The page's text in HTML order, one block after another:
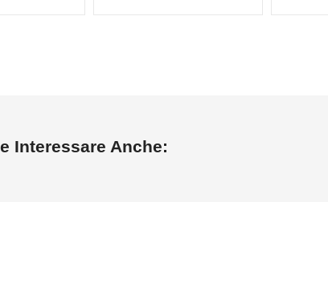
Interessare Anche: